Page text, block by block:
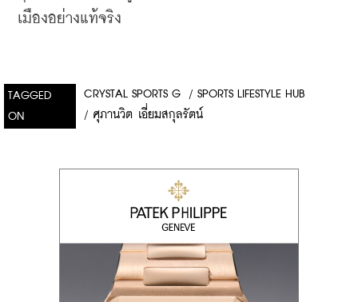
เมืองอย่างแท้จริง
TAGGED
ON
CRYSTAL SPORTS G / SPORTS LIFESTYLE HUB
/ ศุภานวิต เอี่ยมสกุลรัตน์